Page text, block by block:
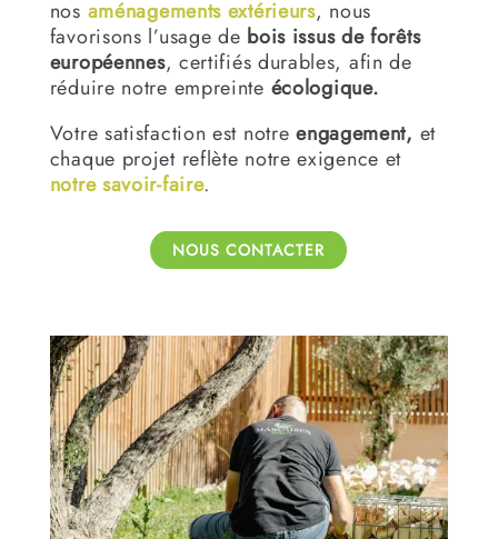
nos aménagements extérieurs, nous
favorisons l’usage de bois issus de forêts
européennes, certifiés durables, afin de
réduire notre empreinte écologique.
Votre satisfaction est notreengagement, et
chaque projet reflète notre exigence et
notre savoir-faire.
NOUS CONTACTER